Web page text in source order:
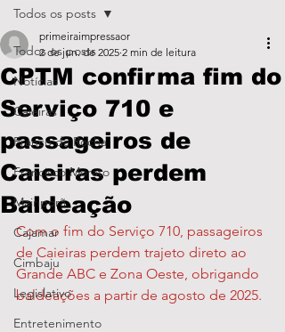
Todos os posts
Notícias
Caieiras
Franco da Rocha
Francisco Morato
Mairiporã
Cajamar
Cimbaju
Legislativo
Entretenimento
Todos os posts
CPTM confirma fim do
Serviço 710 e
passageiros de
Caieiras perdem
Baldeação
primeiraimpressaor
2 de jun. de 2025 2 min de leitura
Com o fim do Serviço 710, passageiros
de Caieiras perdem trajeto direto ao
Grande ABC e Zona Oeste, obrigando
baldeações a partir de agosto de 2025.